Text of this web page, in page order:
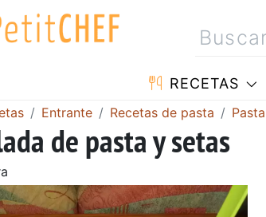
RECETAS
Entrante Recetas de pasta
de pasta y setas